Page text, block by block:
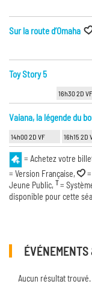
Sur la route d’Omaha
Toy Story 5
16h30 2D VF
Vaiana, la légende du
14h00 2D VF 16h15 2D
= Achetez votre
= Version Française,
Jeune Public, T =
disponible pour cette
Aucun résultat trouvé.